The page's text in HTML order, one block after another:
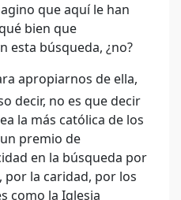
que aquí le han
bien que
esta búsqueda, ¿no?
apropiarnos de ella,
decir, no es que decir
la más católica de los
premio de
en la búsqueda por
por la caridad, por los
como la Iglesia